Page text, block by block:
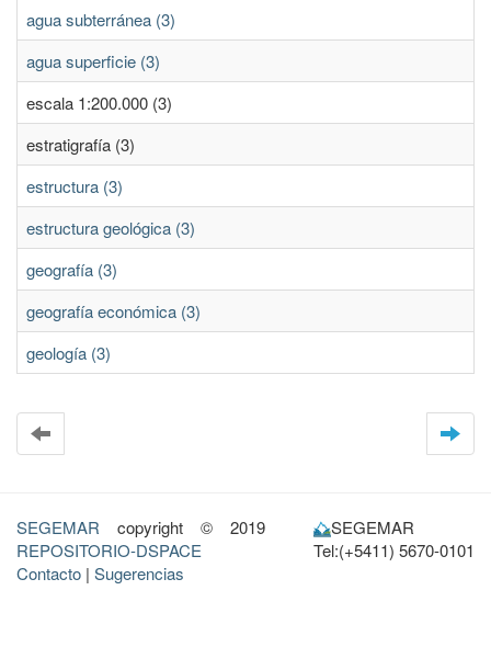
agua subterránea (3)
agua superficie (3)
escala 1:200.000 (3)
estratigrafía (3)
estructura (3)
estructura geológica (3)
geografía (3)
geografía económica (3)
geología (3)
SEGEMAR copyright © 2019
REPOSITORIO-DSPACE
Contacto | Sugerencias
SEGEMAR
Tel:(+5411) 5670-0101